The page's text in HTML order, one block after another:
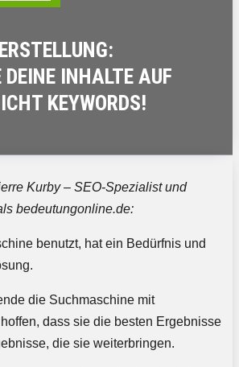
DEINE INHALTE AUF
KEYWORDS!
Kurby – SEO-Spezialist und
bedeutungonline.de:
benutzt, hat ein Bedürfnis und
die Suchmaschine mit
dass sie die besten Ergebnisse
die sie weiterbringen.